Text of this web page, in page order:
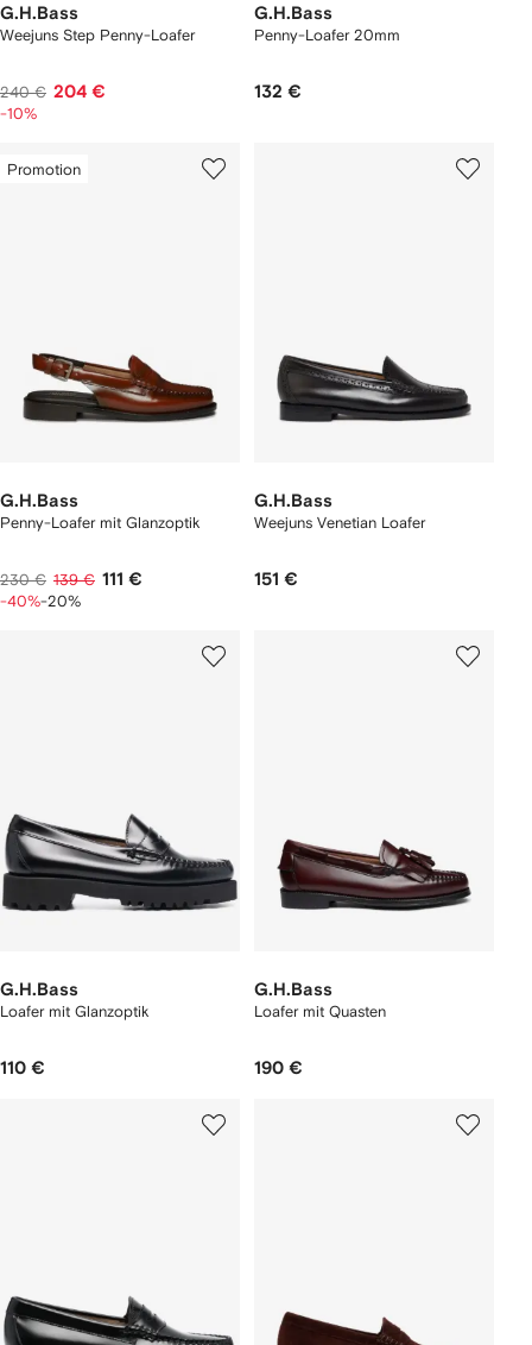
G.H.Bass
Weejuns Step Penny-Loafer
240 € 204 €
-10%
G.H.Bass
Penny-Loafer 20mm
132 €
Promotion
G.H.Bass
Penny-Loafer mit Glanzoptik
230 € 139 € 111 €
-40%-20%
G.H.Bass
Weejuns Venetian Loafer
151 €
G.H.Bass
Loafer mit Glanzoptik
110 €
G.H.Bass
Loafer mit Quasten
190 €